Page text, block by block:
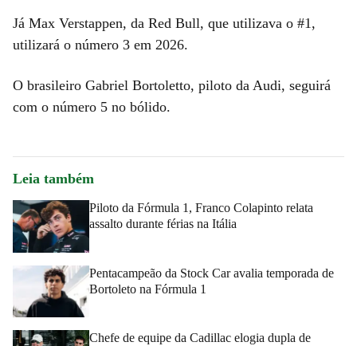
Já Max Verstappen, da Red Bull, que utilizava o #1,
utilizará o número 3 em 2026.
O brasileiro Gabriel Bortoletto, piloto da Audi, seguirá
com o número 5 no bólido.
Leia também
Piloto da Fórmula 1, Franco Colapinto relata
assalto durante férias na Itália
Pentacampeão da Stock Car avalia temporada de
Bortoleto na Fórmula 1
Chefe de equipe da Cadillac elogia dupla de